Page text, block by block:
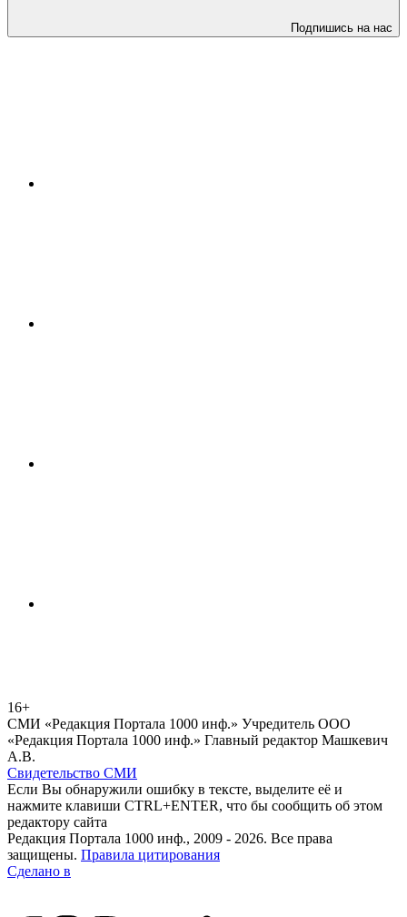
Подпишись на нас
16+
СМИ «Редакция Портала 1000 инф.» Учредитель ООО
«Редакция Портала 1000 инф.» Главный редактор Машкевич
А.В.
Свидетельство СМИ
Если Вы обнаружили ошибку в тексте, выделите её и
нажмите клавиши CTRL+ENTER, что бы сообщить об этом
редактору сайта
Редакция Портала 1000 инф., 2009 - 2026. Все права
защищены. Правила цитирования
Сделано в